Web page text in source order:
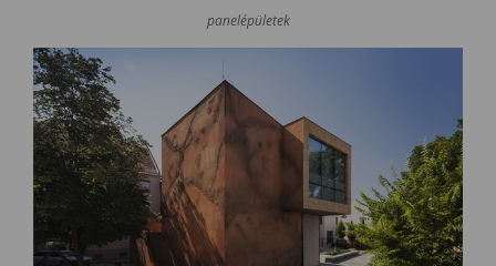
panelépületek